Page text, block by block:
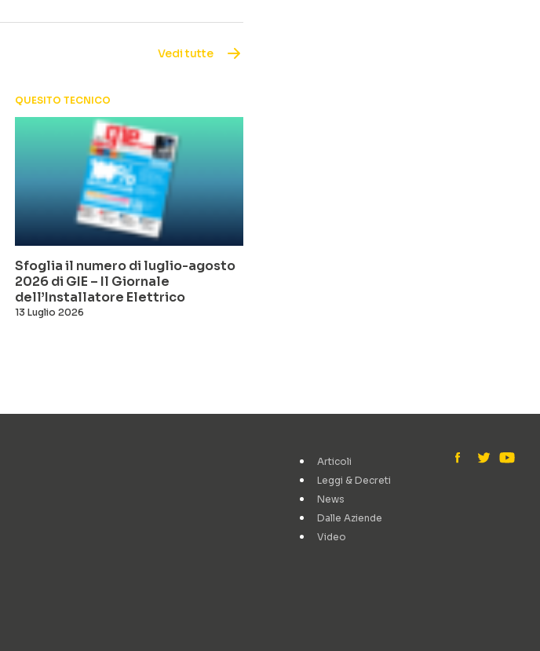
Vedi tutte
QUESITO TECNICO
Sfoglia il numero di luglio-agosto
2026 di GIE – Il Giornale
dell’Installatore Elettrico
13 Luglio 2026
Articoli
Leggi & Decreti
News
Dalle Aziende
Video